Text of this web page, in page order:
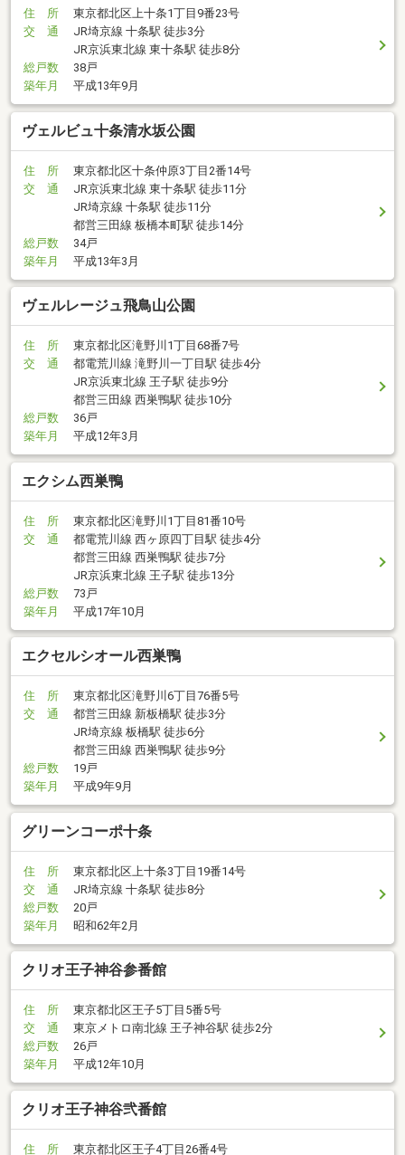
住 所
東京都北区上十条1丁目9番23号
交 通
JR埼京線 十条駅 徒歩3分
JR京浜東北線 東十条駅 徒歩8分
総戸数
38戸
築年月
平成13年9月
ヴェルビュ十条清水坂公園
住 所
東京都北区十条仲原3丁目2番14号
交 通
JR京浜東北線 東十条駅 徒歩11分
JR埼京線 十条駅 徒歩11分
都営三田線 板橋本町駅 徒歩14分
総戸数
34戸
築年月
平成13年3月
ヴェルレージュ飛鳥山公園
住 所
東京都北区滝野川1丁目68番7号
交 通
都電荒川線 滝野川一丁目駅 徒歩4分
JR京浜東北線 王子駅 徒歩9分
都営三田線 西巣鴨駅 徒歩10分
総戸数
36戸
築年月
平成12年3月
エクシム西巣鴨
住 所
東京都北区滝野川1丁目81番10号
交 通
都電荒川線 西ヶ原四丁目駅 徒歩4分
都営三田線 西巣鴨駅 徒歩7分
JR京浜東北線 王子駅 徒歩13分
総戸数
73戸
築年月
平成17年10月
エクセルシオール西巣鴨
住 所
東京都北区滝野川6丁目76番5号
交 通
都営三田線 新板橋駅 徒歩3分
JR埼京線 板橋駅 徒歩6分
都営三田線 西巣鴨駅 徒歩9分
総戸数
19戸
築年月
平成9年9月
グリーンコーポ十条
住 所
東京都北区上十条3丁目19番14号
交 通
JR埼京線 十条駅 徒歩8分
総戸数
20戸
築年月
昭和62年2月
クリオ王子神谷参番館
住 所
東京都北区王子5丁目5番5号
交 通
東京メトロ南北線 王子神谷駅 徒歩2分
総戸数
26戸
築年月
平成12年10月
クリオ王子神谷弐番館
住 所 東京都北区王子4丁目26番4号